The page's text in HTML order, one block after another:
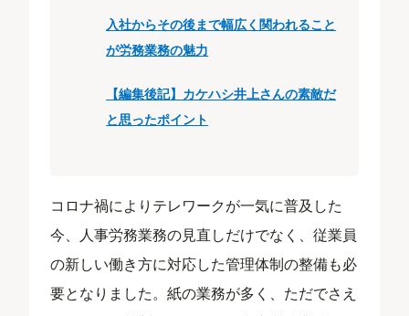
入社からその後まで幅広く関われること
が労務業務の魅力
【編集後記】カケハシ井上さんの素敵だ
と思ったポイント
コロナ禍によりテレワークが一気に普及した
今、人事労務業務の見直しだけでなく、従業員
の新しい働き方に対応した管理体制の整備も必
要となりました。紙の業務が多く、ただでさえ